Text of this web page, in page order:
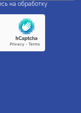
на обработку